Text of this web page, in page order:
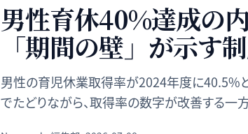
男性育休40%達成の
「期間の壁」が示す
男性の育児休業取得率が2024年度に40.5%
でたどりながら、取得率の数字が改善する一